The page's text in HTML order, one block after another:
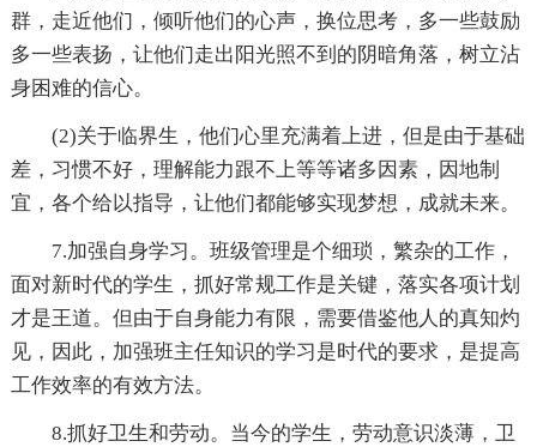
群，走近他们，倾听他们的心声，换位思考，多一些鼓励
多一些表扬，让他们走出阳光照不到的阴暗角落，树立沾
身困难的信心。
(2)关于临界生，他们心里充满着上进，但是由于基础
差，习惯不好，理解能力跟不上等等诸多因素，因地制
宜，各个给以指导，让他们都能够实现梦想，成就未来。
7.加强自身学习。班级管理是个细琐，繁杂的工作，
面对新时代的学生，抓好常规工作是关键，落实各项计划
才是王道。但由于自身能力有限，需要借鉴他人的真知灼
见，因此，加强班主任知识的学习是时代的要求，是提高
工作效率的有效方法。
8.抓好卫生和劳动。当今的学生，劳动意识淡薄，卫